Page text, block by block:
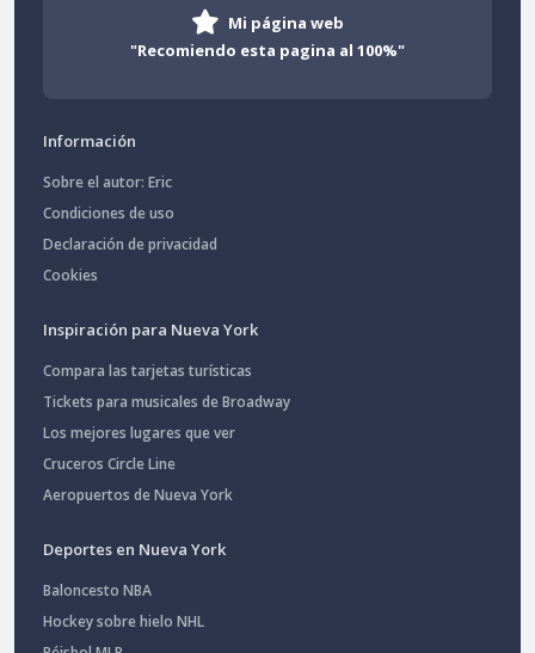
Mi página web
"Recomiendo esta pagina al 100%"
Información
Sobre el autor: Eric
Condiciones de uso
Declaración de privacidad
Cookies
Inspiración para Nueva York
Compara las tarjetas turísticas
Tickets para musicales de Broadway
Los mejores lugares que ver
Cruceros Circle Line
Aeropuertos de Nueva York
Deportes en Nueva York
Baloncesto NBA
Hockey sobre hielo NHL